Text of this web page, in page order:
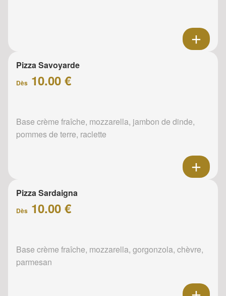
Pizza Savoyarde
Dès 10.00 €
Base crème fraîche, mozzarella, jambon de dinde,
pommes de terre, raclette
Pizza Sardaigna
Dès 10.00 €
Base crème fraîche, mozzarella, gorgonzola, chèvre,
parmesan